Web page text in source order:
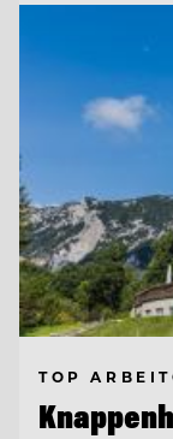
TOP